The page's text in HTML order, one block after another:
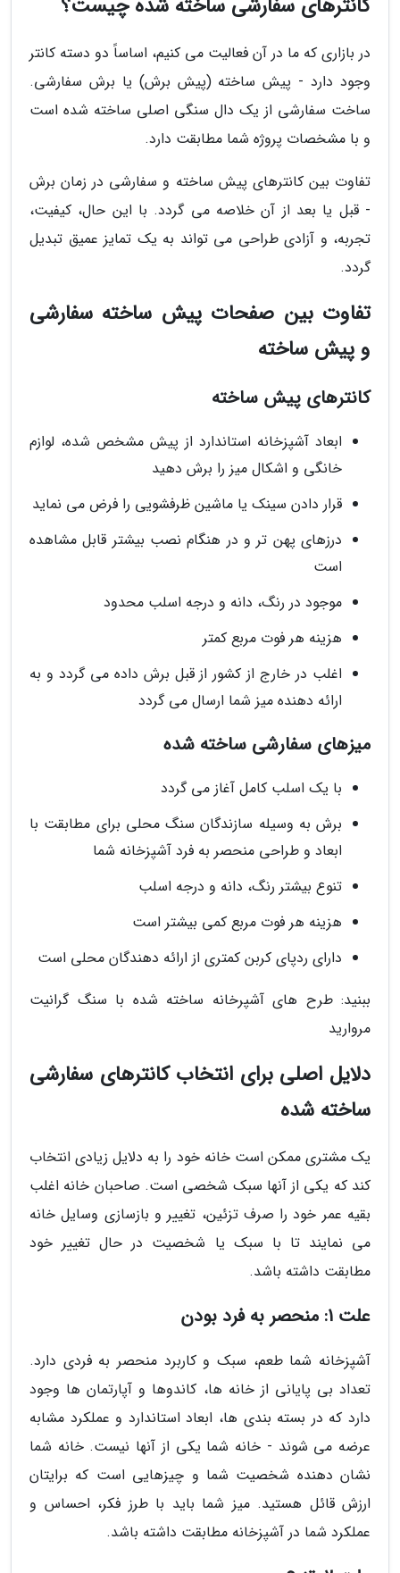
کانترهای سفارشی ساخته شده چیست؟
در بازاری که ما در آن فعالیت می کنیم، اساساً دو دسته کانتر
وجود دارد - پیش ساخته (پیش برش) یا برش سفارشی.
ساخت سفارشی از یک دال سنگی اصلی ساخته شده است
و با مشخصات پروژه شما مطابقت دارد.
تفاوت بین کانترهای پیش ساخته و سفارشی در زمان برش
- قبل یا بعد از آن خلاصه می گردد. با این حال، کیفیت،
تجربه، و آزادی طراحی می تواند به یک تمایز عمیق تبدیل
گردد.
تفاوت بین صفحات پیش ساخته سفارشی
و پیش ساخته
کانترهای پیش ساخته
ابعاد آشپزخانه استاندارد از پیش مشخص شده، لوازم
خانگی و اشکال میز را برش دهید
قرار دادن سینک یا ماشین ظرفشویی را فرض می نماید
درزهای پهن تر و در هنگام نصب بیشتر قابل مشاهده
است
موجود در رنگ، دانه و درجه اسلب محدود
هزینه هر فوت مربع کمتر
اغلب در خارج از کشور از قبل برش داده می گردد و به
ارائه دهنده میز شما ارسال می گردد
میزهای سفارشی ساخته شده
با یک اسلب کامل آغاز می گردد
برش به وسیله سازندگان سنگ محلی برای مطابقت با
ابعاد و طراحی منحصر به فرد آشپزخانه شما
تنوع بیشتر رنگ، دانه و درجه اسلب
هزینه هر فوت مربع کمی بیشتر است
دارای ردپای کربن کمتری از ارائه دهندگان محلی است
ببنید: طرح های آشپرخانه ساخته شده با سنگ گرانیت
مروارید
دلایل اصلی برای انتخاب کانترهای سفارشی
ساخته شده
یک مشتری ممکن است خانه خود را به دلایل زیادی انتخاب
کند که یکی از آنها سبک شخصی است. صاحبان خانه اغلب
بقیه عمر خود را صرف تزئین، تغییر و بازسازی وسایل خانه
می نمایند تا با سبک یا شخصیت در حال تغییر خود
مطابقت داشته باشد.
علت 1: منحصر به فرد بودن
آشپزخانه شما طعم، سبک و کاربرد منحصر به فردی دارد.
تعداد بی پایانی از خانه ها، کاندوها و آپارتمان ها وجود
دارد که در بسته بندی ها، ابعاد استاندارد و عملکرد مشابه
عرضه می شوند - خانه شما یکی از آنها نیست. خانه شما
نشان دهنده شخصیت شما و چیزهایی است که برایتان
ارزش قائل هستید. میز شما باید با طرز فکر، احساس و
عملکرد شما در آشپزخانه مطابقت داشته باشد.